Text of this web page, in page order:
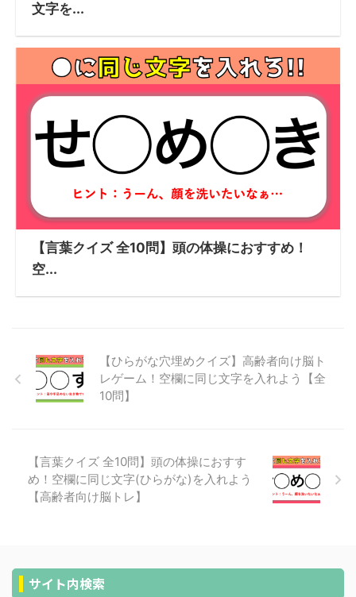
文字を...
【言葉クイズ 全10問】頭の体操におすすめ！
空...
【ひらがな穴埋めクイズ】高齢者向け脳ト
レゲーム！空欄に同じ文字を入れよう【全
10問】
【言葉クイズ 全10問】頭の体操におすす
め！空欄に同じ文字(ひらがな)を入れよう
【高齢者向け脳トレ】
サイト内検索